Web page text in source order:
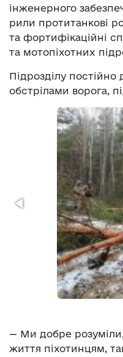
інженерного
рили протитанкові
та фортифікаційні
та мотопіхотних
Підрозділу
обстрілами ворога,
— Ми добре
життя піхотинцям,